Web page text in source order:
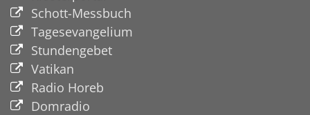
Schott-Messbuch
Tagesevangelium
Stundengebet
Vatikan
Radio Horeb
Domradio